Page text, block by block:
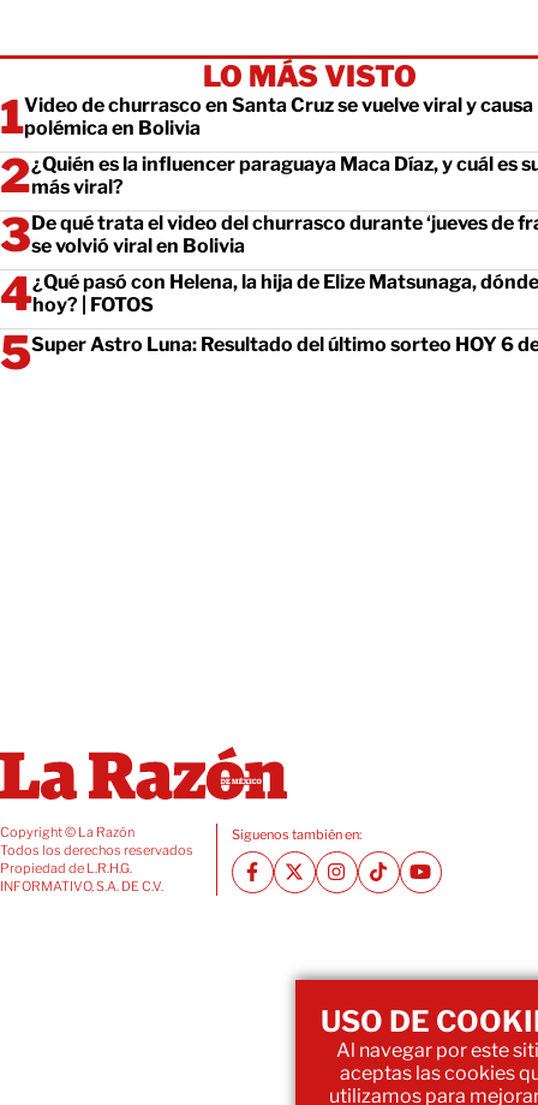
LO MÁS VISTO
Video de churrasco en Santa Cruz se vuelve viral y causa
polémica en Bolivia
¿Quién es la influencer paraguaya Maca Díaz, y cuál es
más viral?
De qué trata el video del churrasco durante ‘jueves de
se volvió viral en Bolivia
¿Qué pasó con Helena, la hija de Elize Matsunaga,
hoy? | FOTOS
Super Astro Luna: Resultado del último sorteo HOY 6
Copyright © La Razón
Todos los derechos reservados
Propiedad de L.R.H.G.
INFORMATIVO, S.A. DE C.V.
Siguenos también en:
USO DE
Al navegar por este
aceptas las cookies
utilizamos para